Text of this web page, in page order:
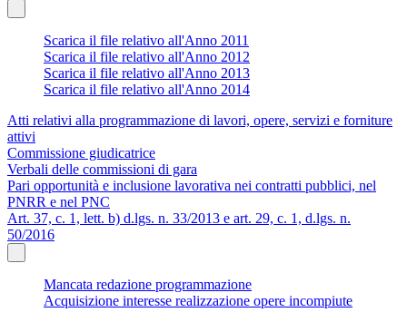
Scarica il file relativo all'Anno 2011
Scarica il file relativo all'Anno 2012
Scarica il file relativo all'Anno 2013
Scarica il file relativo all'Anno 2014
Atti relativi alla programmazione di lavori, opere, servizi e forniture
attivi
Commissione giudicatrice
Verbali delle commissioni di gara
Pari opportunità e inclusione lavorativa nei contratti pubblici, nel
PNRR e nel PNC
Art. 37, c. 1, lett. b) d.lgs. n. 33/2013 e art. 29, c. 1, d.lgs. n.
50/2016
Mancata redazione programmazione
Acquisizione interesse realizzazione opere incompiute